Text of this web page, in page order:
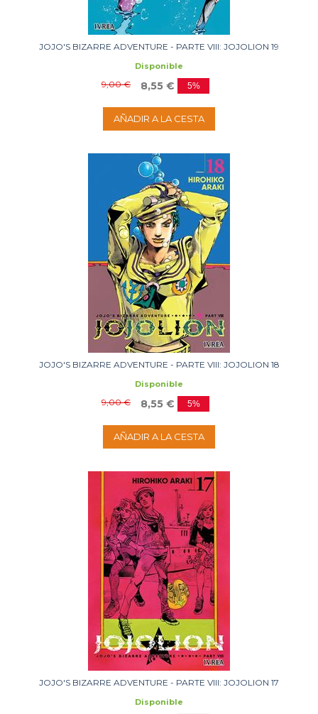
JOJO'S BIZARRE ADVENTURE - PARTE VIII: JOJOLION 19
Disponible
9,00 € 8,55 € 5%
AÑADIR A LA CESTA
JOJO'S BIZARRE ADVENTURE - PARTE VIII: JOJOLION 18
Disponible
9,00 € 8,55 € 5%
AÑADIR A LA CESTA
JOJO'S BIZARRE ADVENTURE - PARTE VIII: JOJOLION 17
Disponible